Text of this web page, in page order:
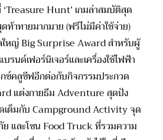
Hunt’ เกมล่าสมบัติสุด
าทายมากมาย (ฟรีไม่มีค่าใช้จ่าย)
ใหญ่ Big Surprise Award สำหรับผู้
นด์เฟอร์นิเจอร์และเครื่องใช้ไฟฟ้า
กซ์คลูซีฟอีกต่อกับกิจกรรมประกวด
แต่งกายธีม Adventure สุดปัง
เต็มกับ Campground Activity จุด
และโซน Food Truck ที่รวมความ